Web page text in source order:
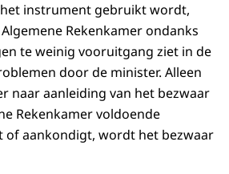
instrument gebruikt wordt,
Rekenkamer ondanks
te weinig vooruitgang ziet in de
door de minister. Alleen
naar aanleiding van het bezwaar
Rekenkamer voldoende
of aankondigt, wordt het bezwaar